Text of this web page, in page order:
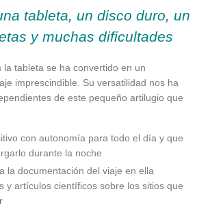
tableta, un disco duro, un
y muchas dificultades
la tableta se ha convertido en un
imprescindible. Su versatilidad nos ha
de este pequeño artilugio que
con autonomía para todo el día y que
durante la noche
la documentación del viaje en ella
y artículos científicos sobre los sitios que